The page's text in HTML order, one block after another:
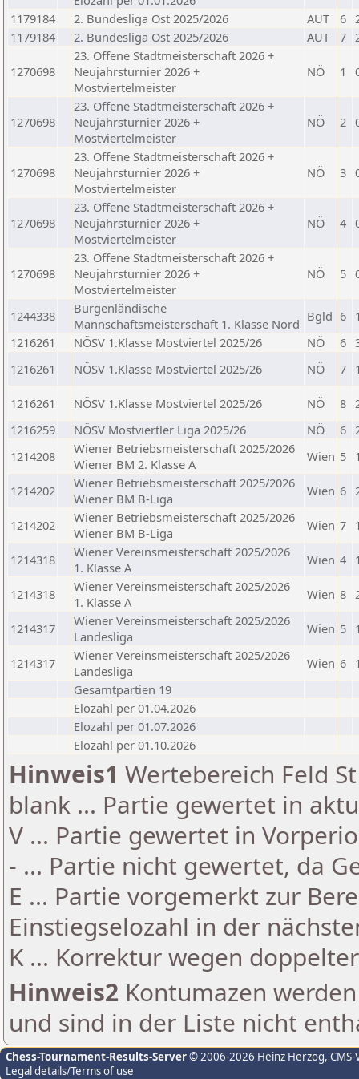
1179184
2. Bundesliga Ost 2025/2026 AUT 6
1179184
2. Bundesliga Ost 2025/2026 AUT 7
1270698
23. Offene Stadtmeisterschaft 2026 +
Neujahrsturnier 2026 +
Mostviertelmeister
NÖ 1
1270698
23. Offene Stadtmeisterschaft 2026 +
Neujahrsturnier 2026 +
Mostviertelmeister
NÖ 2
1270698
23. Offene Stadtmeisterschaft 2026 +
Neujahrsturnier 2026 +
Mostviertelmeister
NÖ 3
1270698
23. Offene Stadtmeisterschaft 2026 +
Neujahrsturnier 2026 +
Mostviertelmeister
NÖ 4
1270698
23. Offene Stadtmeisterschaft 2026 +
Neujahrsturnier 2026 +
Mostviertelmeister
NÖ 5
1244338
Burgenländische
Mannschaftsmeisterschaft 1. Klasse Nord Bgld 6
1216261
NÖSV 1.Klasse Mostviertel 2025/26 NÖ 6
1216261
NÖSV 1.Klasse Mostviertel 2025/26 NÖ 7
1216261 NÖSV 1.Klasse Mostviertel 2025/26 NÖ 8
1216259
NÖSV Mostviertler Liga 2025/26 NÖ 6
1214208
Wiener Betriebsmeisterschaft 2025/2026
Wiener BM 2. Klasse A
Wien 5
1214202
Wiener Betriebsmeisterschaft 2025/2026
Wiener BM B-Liga
Wien 6
1214202
Wiener Betriebsmeisterschaft 2025/2026
Wiener BM B-Liga
Wien 7
1214318
Wiener Vereinsmeisterschaft 2025/2026
1. Klasse A
Wien 4
1214318
Wiener Vereinsmeisterschaft 2025/2026
1. Klasse A
Wien 8
1214317
Wiener Vereinsmeisterschaft 2025/2026
Landesliga
Wien 5
1214317
Wiener Vereinsmeisterschaft 2025/2026
Landesliga
Wien 6
Gesamtpartien 19
Elozahl per 01.04.2026
Elozahl per 01.07.2026
Elozahl per 01.10.2026
Hinweis1 Wertebereich Feld
blank ... Partie gewertet in
V ... Partie gewertet in
- ... Partie nicht gewertet, da
E ... Partie vorgemerkt zur
Einstiegselozahl in der
K ... Korrektur wegen
Hinweis2 Kontumazen
und sind in der Liste nicht
Chess-Tournament-Results-Server© 2006-2026 Heinz Herzog,
Legal details/Terms of use